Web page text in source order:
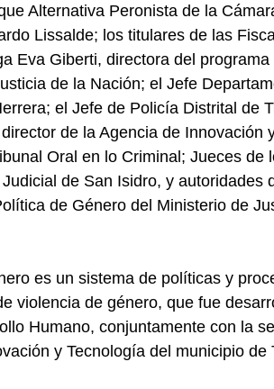
Alternativa Peronista de la
Lissalde; los titulares de las
Eva Giberti, directora del
de la Nación; el Jefe
el Jefe de Policía Distrital de
de la Agencia de Innovación
Oral en lo Criminal; Jueces de
de San Isidro, y autoridades
de Género del Ministerio de
es un sistema de políticas y
violencia de género, que fue
Humano, conjuntamente con la
y Tecnología del municipio de